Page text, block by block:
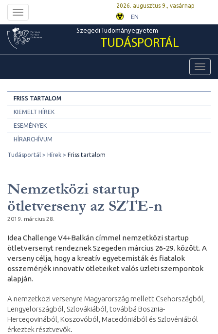
Toggle
navigation
2026. augusztus 9., vasárnap
EN
Szegedi Tudományegyetem
TUDÁSPORTÁL
FRISS TARTALOM
KIEMELT HÍREK
ESEMÉNYEK
HÍRARCHÍVUM
Tudásportál Hírek Friss tartalom
Nemzetközi startup
ötletverseny az SZTE-n
2019. március 28.
Idea Challenge V4+Balkán címmel nemzetközi startup
ötletversenyt rendeznek Szegeden március 26-29. között. A
verseny célja, hogy a kreatív egyetemisták és fiatalok
összemérjék innovatív ötleteiket valós üzleti szempontok
alapján.
A nemzetközi versenyre Magyarország mellett Csehországból,
Lengyelországból, Szlovákiából, továbbá Bosznia-
Hercegovinából, Koszovóból, Macedóniából és Szlovéniából
érkeztek résztvevők.